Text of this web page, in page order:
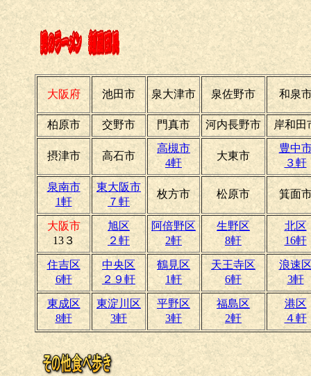
大阪府 池田市 泉大津市 泉佐野市 和泉
柏原市 交野市 門真市 河内長野市 岸和田
摂津市 高石市
高槻市
4軒
大東市
豊中
３軒
泉南市
1軒
東大阪市
７軒
枚方市 松原市 箕面
大阪市
13３
旭区
２軒
阿倍野区
2軒
生野区
8軒
北区
16軒
住吉区
6軒
中央区
２９軒
鶴見区
1軒
天王寺区
6軒
浪速
3軒
東成区
8軒
東淀川区
3軒
平野区
3軒
福島区
2軒
港区
４軒